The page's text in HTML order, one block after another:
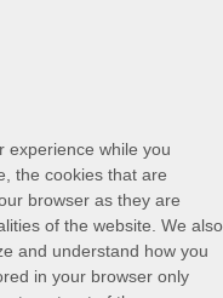
experience while you
the cookies that are
browser as they are
of the website. We also
and understand how you
in your browser only